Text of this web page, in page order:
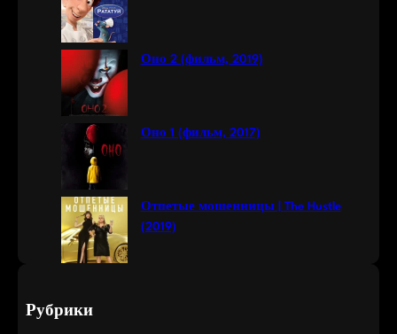
Оно 2 (фильм, 2019)
Оно 1 (фильм, 2017)
Отпетые мошенницы | The Hustle
(2019)
Рубрики